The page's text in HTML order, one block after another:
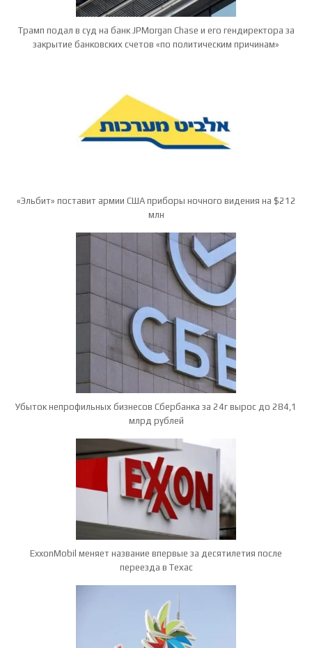
Трамп подал в суд на банк JPMorgan Chase и его гендиректора за
закрытие банковских счетов «по политическим причинам»
«Эльбит» поставит армии США приборы ночного видения на $212
млн
Убыток непрофильных бизнесов Сбербанка за 24г вырос до 284,1
млрд рублей
ExxonMobil меняет название впервые за десятилетия после
переезда в Техас